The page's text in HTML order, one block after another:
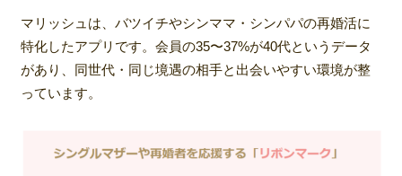
マリッシュは、バツイチやシンママ・シンパパの再婚活に
特化したアプリです。会員の35〜37%が40代というデータ
があり、同世代・同じ境遇の相手と出会いやすい環境が整
っています。